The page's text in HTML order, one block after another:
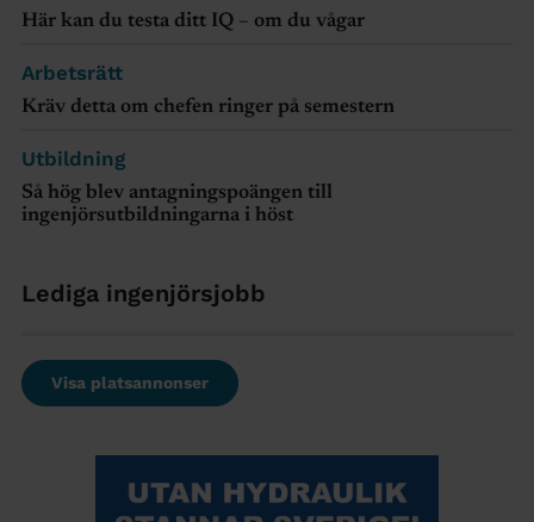
Här kan du testa ditt IQ – om du vågar
Arbetsrätt
Kräv detta om chefen ringer på semestern
Utbildning
Så hög blev antagningspoängen till
ingenjörsutbildningarna i höst
Lediga ingenjörsjobb
Visa platsannonser